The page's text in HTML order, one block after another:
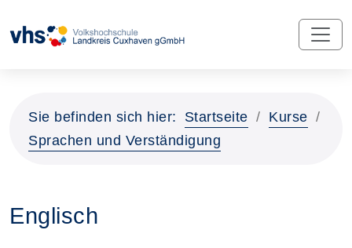
Sie befinden sich hier: Startseite
Kurse
Sprachen und Verständigung
Englisch